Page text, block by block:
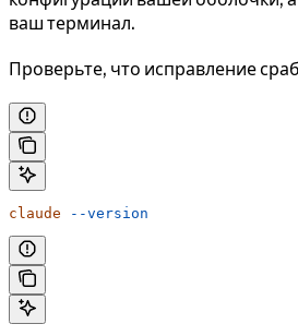
ваш терминал.
Проверьте, что исправление
claude --version